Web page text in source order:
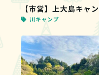
【市営】上大島キャ
川キャンプ